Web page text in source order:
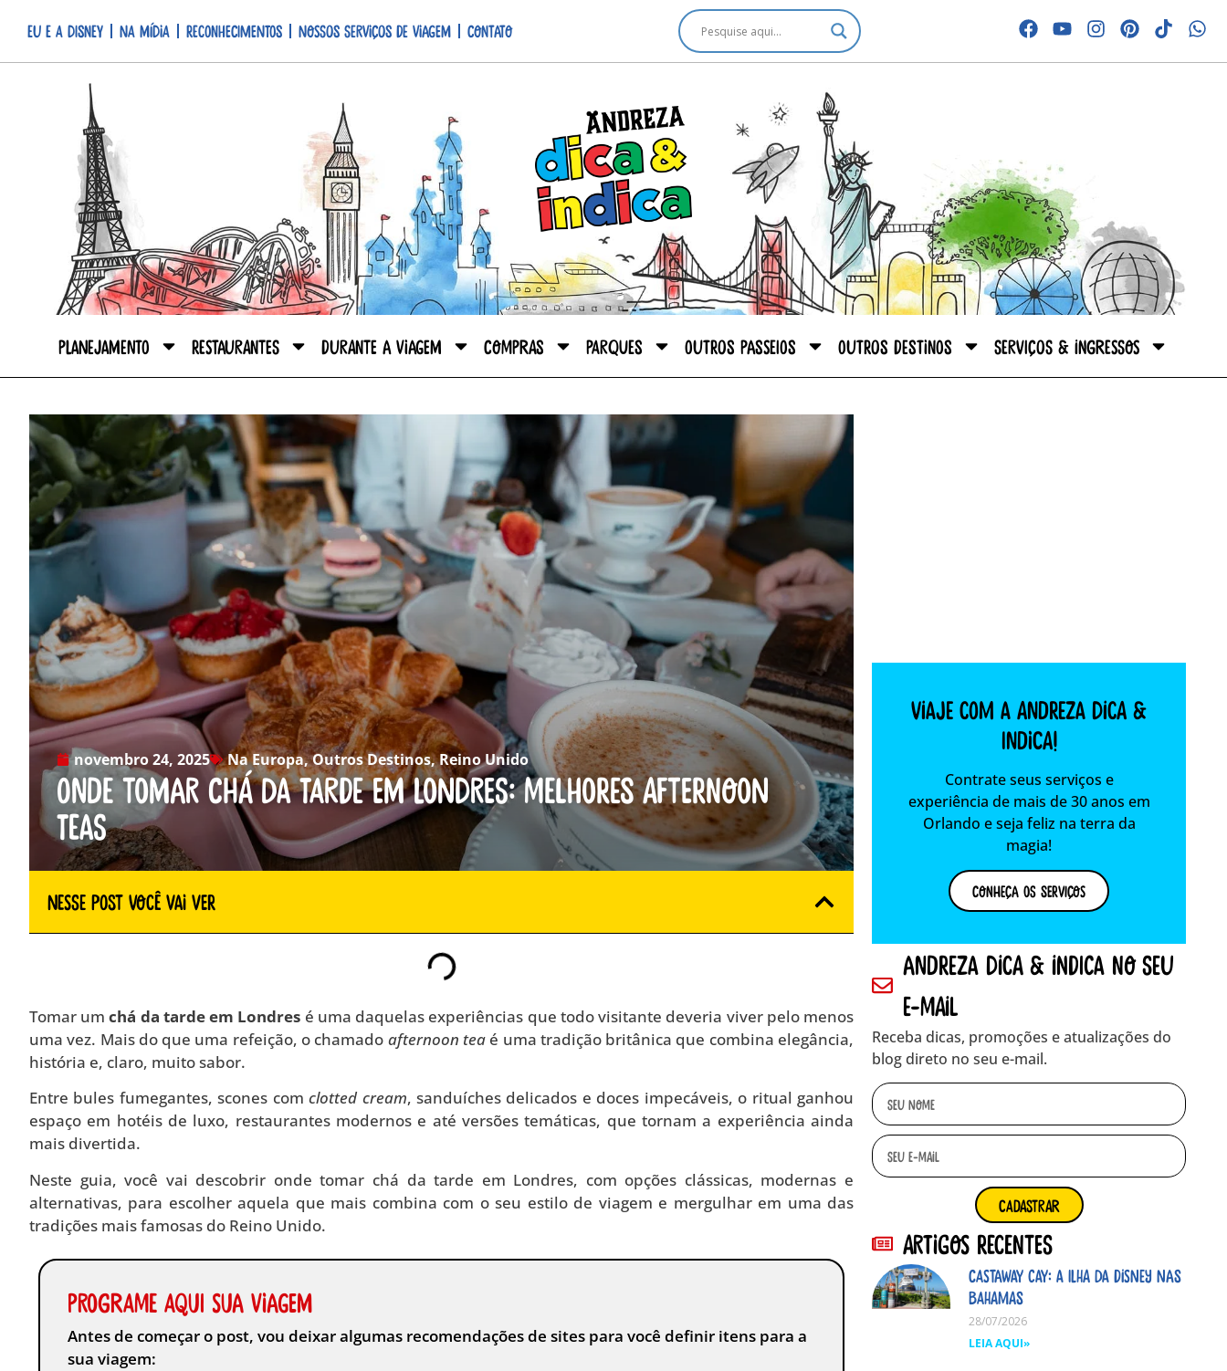
Eu e a Disney Na mídia Reconhecimentos Nossos serviços de viagem Contato
Planejamento Restaurantes Durante a Viagem Compras Parques Outros passeios Outros destinos Serviços & Ingressos
novembro 24, 2025 Na Europa,Outros Destinos,Reino Unido
Onde tomar chá da tarde em Londres: melhores afternoon
teas
Nesse Post você vai ver
Tomar umchá da tarde em Londres é uma daquelas experiências que todo visitante deveria viver pelo menos
uma vez. Mais do que uma refeição, o chamado afternoon teaé uma tradição britânica que combina elegância,
história e, claro, muito sabor.
Entre bules fumegantes, scones comclotted cream, sanduíches delicados e doces impecáveis, o ritual ganhou
espaço em hotéis de luxo, restaurantes modernos e até versões temáticas, que tornam a experiência ainda
mais divertida.
Neste guia, você vai descobrir onde tomar chá da tarde em Londres, com opções clássicas, modernas e
alternativas, para escolher aquela que mais combina com o seu estilo de viagem e mergulhar em uma das
tradições mais famosas do Reino Unido.
Programe aqui sua viagem
Antes de começar o post, vou deixar algumas recomendações de sites para você definir itens para a
sua viagem:
Viaje com a Andreza dica &
indica!
Contrate seus serviços e
experiência de mais de 30 anos em
Orlando e seja feliz na terra da
magia!
Conheça os Serviços
andreza dica & indica no seu
e-mail
Receba dicas, promoções e atualizações do
blog direto no seu e-mail.
cadastrar
Artigos Recentes
Castaway Cay: A ilha da Disney nas
Bahamas
28/07/2026
LEIA AQUI»